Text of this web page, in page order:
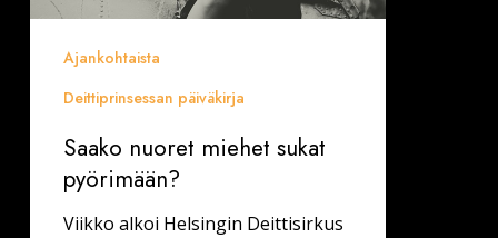
Ajankohtaista
Deittiprinsessan päiväkirja
Saako nuoret miehet sukat
pyörimään?
Viikko alkoi Helsingin Deittisirkus